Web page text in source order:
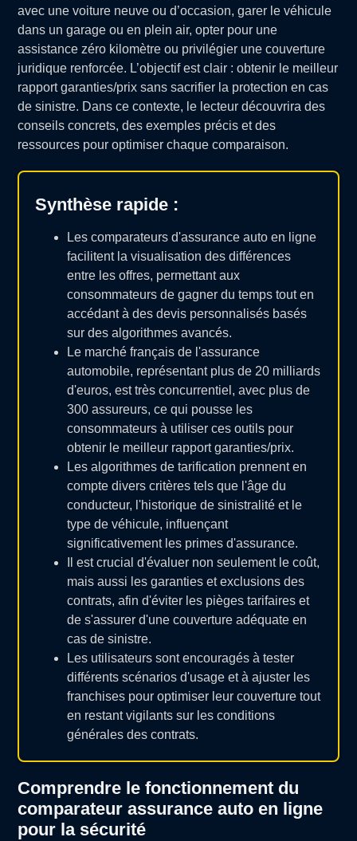
avec une voiture neuve ou d’occasion, garer le véhicule
dans un garage ou en plein air, opter pour une
assistance zéro kilomètre ou privilégier une couverture
juridique renforcée. L’objectif est clair : obtenir le meilleur
rapport garanties/prix sans sacrifier la protection en cas
de sinistre. Dans ce contexte, le lecteur découvrira des
conseils concrets, des exemples précis et des
ressources pour optimiser chaque comparaison.
Synthèse rapide :
Les comparateurs d'assurance auto en ligne
facilitent la visualisation des différences
entre les offres, permettant aux
consommateurs de gagner du temps tout en
accédant à des devis personnalisés basés
sur des algorithmes avancés.
Le marché français de l'assurance
automobile, représentant plus de 20 milliards
d'euros, est très concurrentiel, avec plus de
300 assureurs, ce qui pousse les
consommateurs à utiliser ces outils pour
obtenir le meilleur rapport garanties/prix.
Les algorithmes de tarification prennent en
compte divers critères tels que l'âge du
conducteur, l'historique de sinistralité et le
type de véhicule, influençant
significativement les primes d'assurance.
Il est crucial d'évaluer non seulement le coût,
mais aussi les garanties et exclusions des
contrats, afin d'éviter les pièges tarifaires et
de s'assurer d'une couverture adéquate en
cas de sinistre.
Les utilisateurs sont encouragés à tester
différents scénarios d'usage et à ajuster les
franchises pour optimiser leur couverture tout
en restant vigilants sur les conditions
générales des contrats.
Comprendre le fonctionnement du
comparateur assurance auto en ligne
pour la sécurité